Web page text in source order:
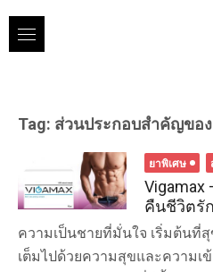
content
Tag: ส่วนประกอบสำคัญขอ
ยาพิเศษ
Vigamax
คืนชีวิตรั
ความเป็นชายที่มั่นใจ เริ่มต้นที่
เต็มไปด้วยความสุขและความ